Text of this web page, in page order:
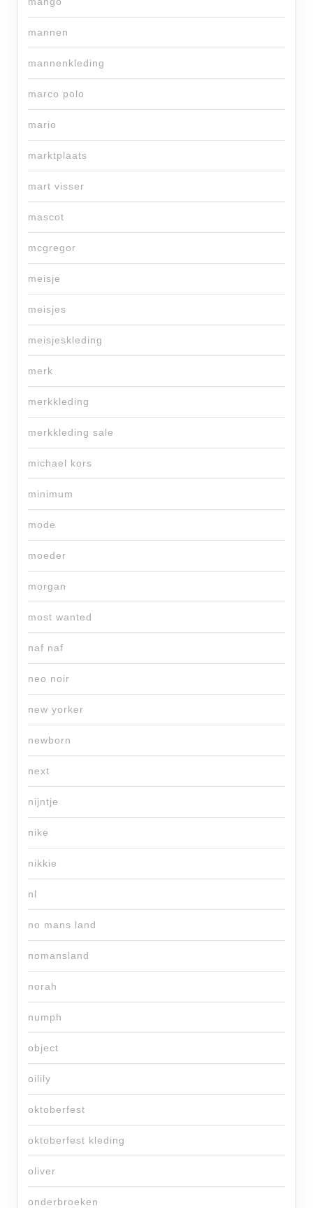
mannen
mannenkleding
marco polo
mario
marktplaats
mart visser
mascot
mcgregor
meisje
meisjes
meisjeskleding
merk
merkkleding
merkkleding sale
michael kors
minimum
mode
moeder
morgan
most wanted
naf naf
neo noir
new yorker
newborn
next
nijntje
nike
nikkie
nl
no mans land
nomansland
norah
numph
object
oilily
oktoberfest
oktoberfest kleding
oliver
onderbroeken